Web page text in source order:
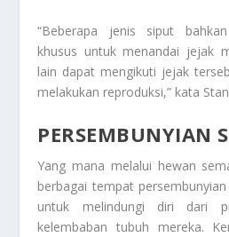
“Beberapa jenis siput
khusus untuk menandai jejak
lain dapat mengikuti jejak
melakukan reproduksi,” kata
PERSEMBUNYIAN
Yang mana melalui hewan
berbagai tempat
untuk melindungi diri dari
kelembaban tubuh mereka.